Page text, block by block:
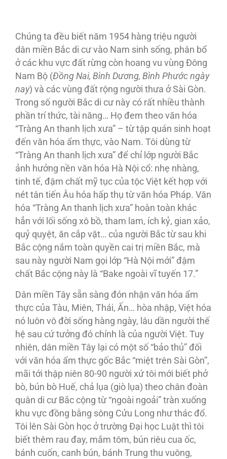
Chúng ta đều biết năm 1954 hàng triệu người
dân miền Bắc di cư vào Nam sinh sống, phân bổ
ở các khu vực đất rừng còn hoang vu vùng Ðông
Nam Bộ (Ðồng Nai, Bình Dương, Bình Phước ngày
nay) và các vùng đất rộng người thưa ở Sài Gòn.
Trong số người Bắc di cư này có rất nhiều thành
phần trí thức, tài năng… Họ đem theo văn hóa
“Tràng An thanh lịch xưa” – từ tập quán sinh hoạt
đến văn hóa ẩm thực, vào Nam. Tôi dùng từ
“Tràng An thanh lịch xưa” để chỉ lớp người Bắc
ảnh hưởng nền văn hóa Hà Nội cổ: nhẹ nhàng,
tinh tế, đậm chất mỹ tục của tộc Việt kết hợp với
nét tân tiến Âu hóa hấp thụ từ văn hóa Pháp. Văn
hóa “Tràng An thanh lịch xưa” hoàn toàn khác
hẳn với lối sống xô bồ, tham lam, ích kỷ, gian xảo,
quỷ quyệt, ăn cắp vặt… của người Bắc từ sau khi
Bắc cộng nắm toàn quyền cai trị miền Bắc, mà
sau này người Nam gọi lớp “Hà Nội mới” đậm
chất Bắc cộng này là “Bake ngoài vĩ tuyến 17.”
Dân miền Tây sẵn sàng đón nhận văn hóa ẩm
thực của Tàu, Miên, Thái, Ấn… hòa nhập, Việt hóa
nó luôn vô đời sống hàng ngày, lâu dần người thế
hệ sau cứ tưởng đó chính là của người Việt. Tuy
nhiên, dân miền Tây lại có một số “bảo thủ” đối
với văn hóa ẩm thực gốc Bắc “miệt trên Sài Gòn”,
mãi tới thập niên 80-90 người xứ tôi mới biết phở
bò, bún bò Huế, chả lụa (giò lụa) theo chân đoàn
quân di cư Bắc cộng từ “ngoài ngoải” tràn xuống
khu vực đồng bằng sông Cửu Long như thác đổ.
Tôi lên Sài Gòn học ở trường Ðại học Luật thì tôi
biết thêm rau đay, mắm tôm, bún riêu cua ốc,
bánh cuốn, canh bún, bánh Trung thu vuông,